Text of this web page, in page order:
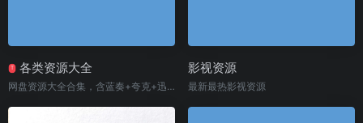
T 各类资源大全
网盘资源大全合集，含蓝奏+夸克+迅雷+UC
影视资源
最新最热影视资源